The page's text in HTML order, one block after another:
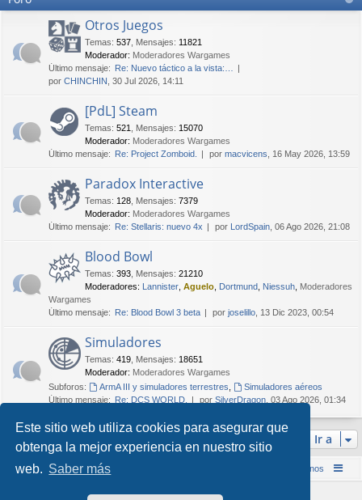
Este sitio web utiliza cookies para asegurar que
obtenga la mejor experiencia en nuestro sitio
web. Saber más
Otros Juegos
Temas: 537 Mensajes: 11821
Moderador: Moderadores Wargames
Último mensaje: Re: Nuevo táctico a la vista:…
por CHINCHIN , 30 Jul 2026, 14:11
[PdL] Steam
Temas: 521 Mensajes: 15070
Moderador: Moderadores Wargames
Último mensaje: Re: Project Zomboid. por macvicens , 16 May 2026, 13:59
Paradox Interactive
Temas: 128 Mensajes: 7379
Moderador: Moderadores Wargames
Último mensaje: Re: Stellaris: nuevo 4x por LordSpain , 06 Ago 2026, 21:08
Blood Bowl
Temas: 393 Mensajes: 21210
Moderadores: Lannister Aguelo Dortmund Niessuh Moderadores
Wargames
Último mensaje: Re: Blood Bowl 3 beta por joselillo , 13 Dic 2023, 00:54
Simuladores
Temas: 419 Mensajes: 18651
Moderador: Moderadores Wargames
Subforos:
ArmA III y simuladores terrestres
Simuladores aéreos
Último mensaje: Re: DCS WORLD. por SilverDragon , 03 Ago 2026, 01:34
Ir a
Inicio (Web) Foro Punta de Lanza Wargames Contáctenos
Desarrollado porphpBB® Forum Software © phpBB Limited